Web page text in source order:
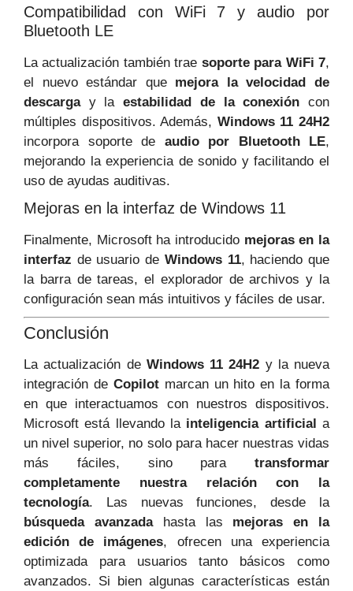
Compatibilidad con WiFi 7 y audio por
Bluetooth LE
La actualización también trae soporte para WiFi 7,
el nuevo estándar que mejora la velocidad de
descargay laestabilidad de la conexión con
múltiples dispositivos. Además, Windows 11 24H2
incorpora soporte de audio por Bluetooth LE,
mejorando la experiencia de sonido y facilitando el
uso de ayudas auditivas.
Mejoras en la interfaz de Windows 11
Finalmente, Microsoft ha introducido mejoras en la
interfaz de usuario de Windows 11, haciendo que
la barra de tareas, el explorador de archivos y la
configuración sean más intuitivos y fáciles de usar.
Conclusión
La actualización de Windows 11 24H2 y la nueva
integración de Copilotmarcan un hito en la forma
en que interactuamos con nuestros dispositivos.
Microsoft está llevando la inteligencia artificial a
un nivel superior, no solo para hacer nuestras vidas
más fáciles, sino para transformar
completamente nuestra relación con la
tecnología. Las nuevas funciones, desde la
búsqueda avanzadahasta las mejoras en la
edición de imágenes, ofrecen una experiencia
optimizada para usuarios tanto básicos como
avanzados. Si bien algunas características están